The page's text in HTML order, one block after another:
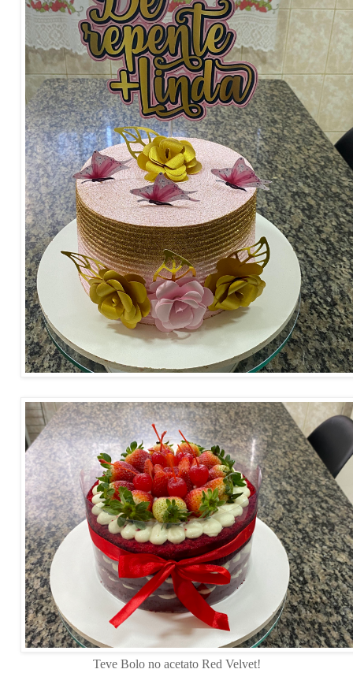
Teve Bolo no acetato Red Velvet!